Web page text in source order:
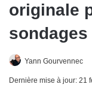
originale
Yann Gourvennec
Dernière mise à jour: 21